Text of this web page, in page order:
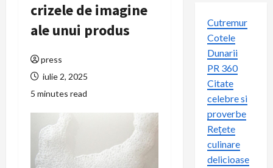
crizele de imagine
ale unui produs
press
iulie 2, 2025
5 minutes read
Cutremur
Cotele
Dunarii
PR 360
Citate
celebre si
proverbe
Rețete
culinare
delicioase